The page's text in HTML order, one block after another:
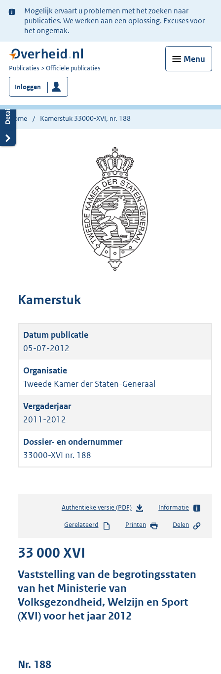
Ter
informatie:
Mogelijk ervaart u problemen met het zoeken naar
publicaties. We werken aan een oplossing. Excuses voor
het ongemak.
Menu
U
bent
nu
hier:
Publicaties Officiële publicaties
Inloggen
Home Kamerstuk 33000-XVI, nr. 188
Kamerstuk
05-07-2012
Tweede Kamer der Staten-Generaal
2011-2012
33000-XVI nr. 188
Authentieke versie (PDF)b
s
s
r
Informatie
Gerelateerd Printen Delen
33 000 XVI
Vaststelling van de begrotingsstaten
van het Ministerie van
Volksgezondheid, Welzijn en Sport
(XVI) voor het jaar 2012
Nr. 188